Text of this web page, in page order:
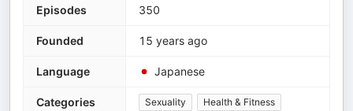
Episodes 350
Founded 15 years ago
Language Japanese
Categories Sexuality Health & Fitness